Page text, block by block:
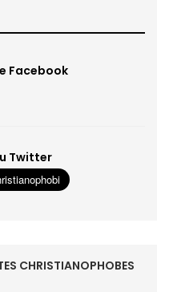
Facebook
Twitter
CHRISTIANOPHOBES